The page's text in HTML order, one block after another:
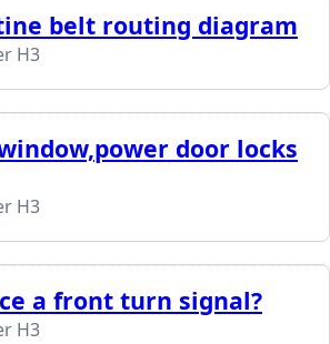
belt routing diagram
H3
door locks
H3
a front turn signal?
H3